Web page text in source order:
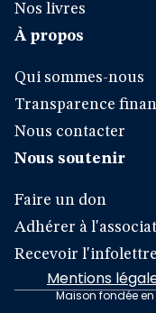
Nos livres
À propos
Qui sommes-nous
Transparence
Nous contacter
Nous soutenir
Faire un don
Adhérer à
Recevoir l'infolettre
Mentions
Maison fondée